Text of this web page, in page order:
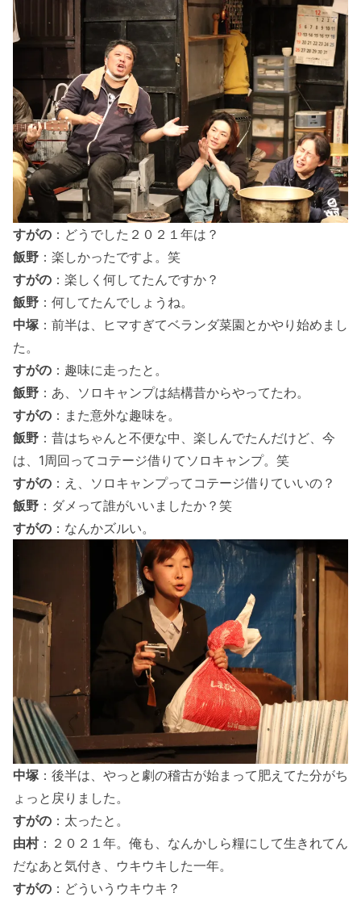
すがの ：どうでした２０２１年は？
飯野 ：楽しかったですよ。笑
すがの ：楽しく何してたんですか？
飯野 ：何してたんでしょうね。
中塚 ：前半は、ヒマすぎてベランダ菜園とかやり始めまし
た。
すがの ：趣味に走ったと。
飯野 ：あ、ソロキャンプは結構昔からやってたわ。
すがの ：また意外な趣味を。
飯野 ：昔はちゃんと不便な中、楽しんでたんだけど、今
は、1周回ってコテージ借りてソロキャンプ。笑
すがの ：え、ソロキャンプってコテージ借りていいの？
飯野 ：ダメって誰がいいましたか？笑
すがの ：なんかズルい。
中塚 ：後半は、やっと劇の稽古が始まって肥えてた分がち
ょっと戻りました。
すがの ：太ったと。
由村：２０２１年。俺も、なんかしら糧にして生きれてん
だなあと気付き、ウキウキした一年。
すがの ：どういうウキウキ？